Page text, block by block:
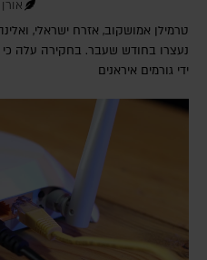
טרמילן אמושקוב, אזרח ישראלי,
נעצרו בחודש שעבר. בחקירה עלה כי
ידי גורמים איראנים